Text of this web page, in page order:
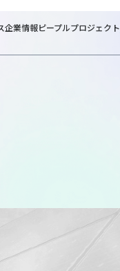
企業情報ピープルプロジェクト